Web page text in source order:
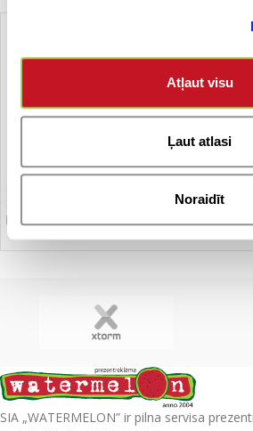
Atļaut visu
Ļaut atlasi
Noraidīt
Pildsplava CACHAREL
SIA „WATERMELON” ir pilna servisa